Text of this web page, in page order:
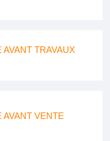
TRAVAUX
VENTE